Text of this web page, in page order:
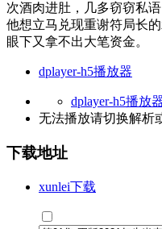
次酒肉进肚，几多窃窃私
他想立马兑现重谢符局长
眼下又拿不出大笔资金。
dplayer-h5播放器
dplayer-h5播放
无法播放请切换解析
下载地址
xunlei下载